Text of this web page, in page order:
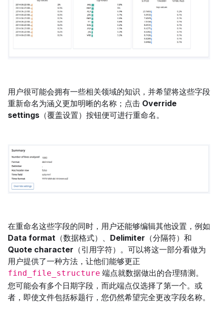
用户很可能会拥有一些相关领域的知识，并希望将这些字段
重新命名为涵义更加明晰的名称；点击 Override
settings （覆盖设置）按钮便可进行重命名。
在重命名这些字段的同时，用户还能够编辑其他设置，例如
Data format （数据格式）、 Delimiter （分隔符）和
Quote character （引用字符）。可以将这一部分看做为
用户提供了一种方法，让他们能够更正
find_file_structure 端点就数据做出的合理猜测。
您可能会有多个日期字段，而此端点仅选择了第一个。或
者，即使文件包括标题行，您仍然希望完全更改字段名称。